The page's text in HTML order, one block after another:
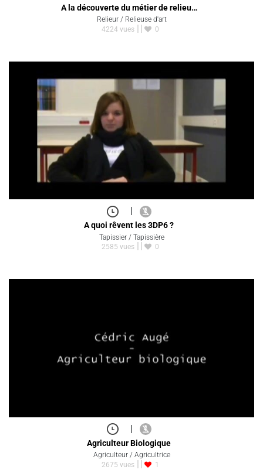
A la découverte du métier de relieu…
Relieur / Relieuse d'art
4224 vues
0
A quoi rêvent les 3DP6 ?
Tapissier / Tapissière
2585 vues
0
|
Agriculteur Biologique
Agriculteur / Agricultrice
2675 vues
1